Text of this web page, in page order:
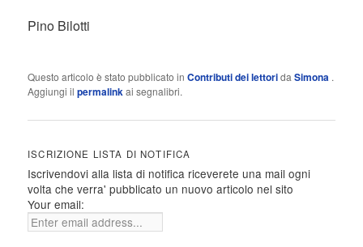
Pino Bilotti
Questo articolo è stato pubblicato inContributi dei lettoridaSimona .
Aggiungi ilpermalinkai segnalibri.
ISCRIZIONE LISTA DI NOTIFICA
Iscrivendovi alla lista di notifica riceverete una mail ogni
volta che verra' pubblicato un nuovo articolo nel sito
Your email: